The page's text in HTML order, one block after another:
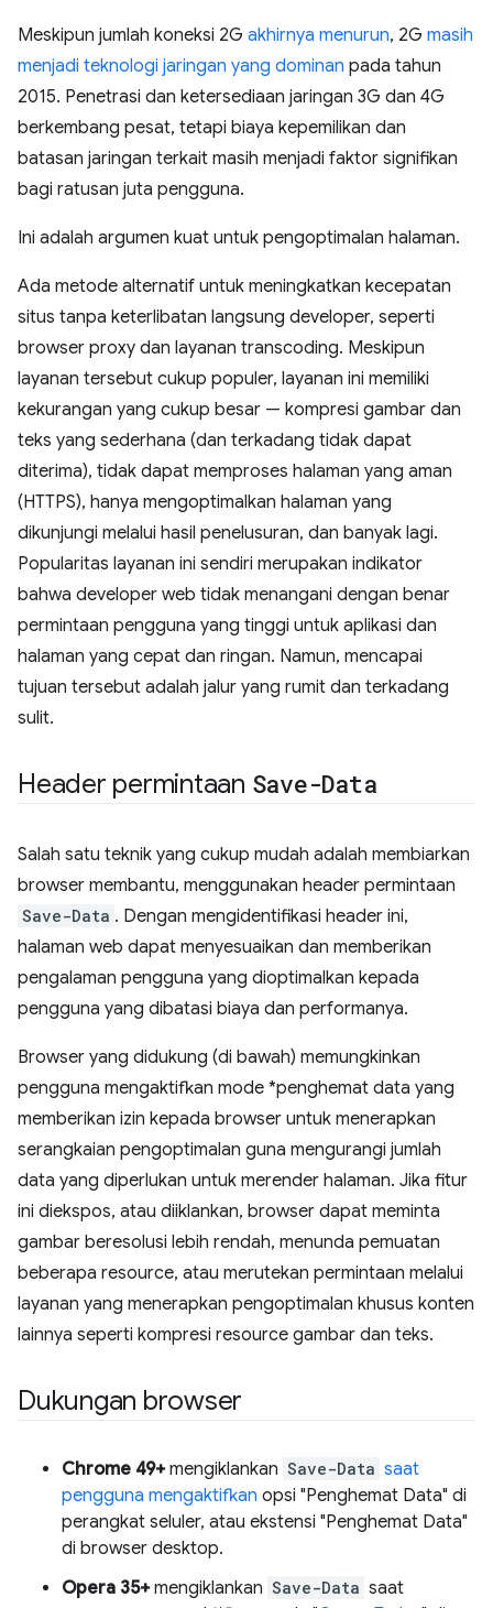
Meskipun jumlah koneksi 2G akhirnya menurun, 2G masih
menjadi teknologi jaringan yang dominan pada tahun
2015. Penetrasi dan ketersediaan jaringan 3G dan 4G
berkembang pesat, tetapi biaya kepemilikan dan
batasan jaringan terkait masih menjadi faktor signifikan
bagi ratusan juta pengguna.
Ini adalah argumen kuat untuk pengoptimalan halaman.
Ada metode alternatif untuk meningkatkan kecepatan
situs tanpa keterlibatan langsung developer, seperti
browser proxy dan layanan transcoding. Meskipun
layanan tersebut cukup populer, layanan ini memiliki
kekurangan yang cukup besar — kompresi gambar dan
teks yang sederhana (dan terkadang tidak dapat
diterima), tidak dapat memproses halaman yang aman
(HTTPS), hanya mengoptimalkan halaman yang
dikunjungi melalui hasil penelusuran, dan banyak lagi.
Popularitas layanan ini sendiri merupakan indikator
bahwa developer web tidak menangani dengan benar
permintaan pengguna yang tinggi untuk aplikasi dan
halaman yang cepat dan ringan. Namun, mencapai
tujuan tersebut adalah jalur yang rumit dan terkadang
sulit.
Header permintaan Save-Data
Salah satu teknik yang cukup mudah adalah membiarkan
browser membantu, menggunakan header permintaan
Save-Data . Dengan mengidentifikasi header ini,
halaman web dapat menyesuaikan dan memberikan
pengalaman pengguna yang dioptimalkan kepada
pengguna yang dibatasi biaya dan performanya.
Browser yang didukung (di bawah) memungkinkan
pengguna mengaktifkan mode *penghemat data yang
memberikan izin kepada browser untuk menerapkan
serangkaian pengoptimalan guna mengurangi jumlah
data yang diperlukan untuk merender halaman. Jika fitur
ini diekspos, atau diiklankan, browser dapat meminta
gambar beresolusi lebih rendah, menunda pemuatan
beberapa resource, atau merutekan permintaan melalui
layanan yang menerapkan pengoptimalan khusus konten
lainnya seperti kompresi resource gambar dan teks.
Dukungan browser
Chrome 49+mengiklankan Save-Data saat
pengguna mengaktifkan opsi "Penghemat Data" di
perangkat seluler, atau ekstensi "Penghemat Data"
di browser desktop.
Opera 35+mengiklankan Save-Data saat